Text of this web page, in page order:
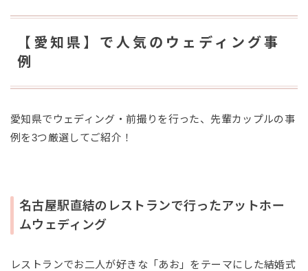
【愛知県】で人気のウェディング事
例
愛知県でウェディング・前撮りを行った、先輩カップルの事
例を3つ厳選してご紹介！
名古屋駅直結のレストランで行ったアットホー
ムウェディング
レストランでお二人が好きな「あお」をテーマにした結婚式